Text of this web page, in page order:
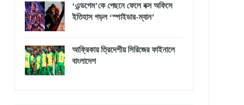
‘এন্ডগেম’কে পেছনে ফেলে বক্স অফিসে
ইতিহাস গড়ল ‘স্পাইডার-ম্যান’
আফ্রিকায় ত্রিদেশীয় সিরিজের ফাইনালে
বাংলাদেশ